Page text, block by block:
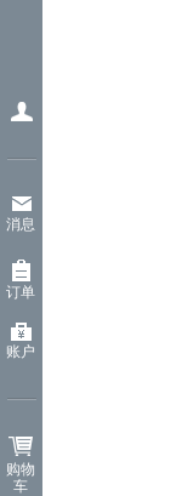
消息
订单
账户
购物
车